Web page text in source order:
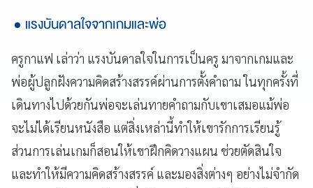
แรงบันดาลใจจากเกมและพ่อ
ครูกาแฟ เล่าว่า แรงบันดาลใจในการเป็นครู มาจากเกมและ
พ่อผู้ปลูกฝังความคิดสร้างสรรค์ผ่านการตั้งคำถาม ในทุกครั้งที่
เดินทางไปด้วยกันพ่อจะเล่นทายคำถามกับเขาเสมอแม้พ่อ
จะไม่ได้เรียนหนังสือ แต่สิ่งเหล่านี้ทำให้เขารักการเรียนรู้
ส่วนการเล่นเกมก็สอนให้เขาฝึกคิดวางแผน ช่วยตัดสินใจ
และทำให้มีความคิดสร้างสรรค์ และมองสิ่งต่างๆ อย่างไม่จำกัด